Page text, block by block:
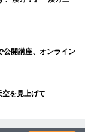
開講座、オンライン
空を見上げて